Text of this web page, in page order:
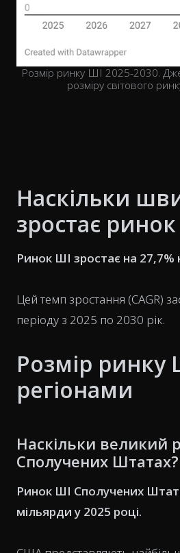
Розмір ринку ШІ 2025-2030.
розміру світового
Наскільки
зростає
Ринок ШІ зростає на 27,7%
Цей темп зростання (CAGR)
періоду з 2025 по 2030 рік.
Розмір ринку
регіонами
Наскільки великий
Сполучених Штатах?
Ринок ШІ Сполучених
мільярди у 2025 році.